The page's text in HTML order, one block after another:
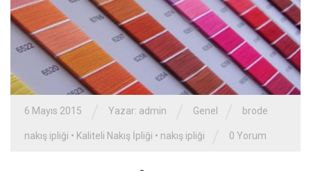
6 Mayıs 2015 Yazar: admin Genel brode
nakış ipliği • Kaliteli Nakış İpliği • nakış ipliği 0 Yorum